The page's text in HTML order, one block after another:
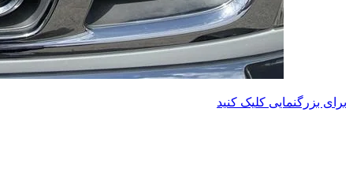
برای بزرگنمایی کلیک کنید